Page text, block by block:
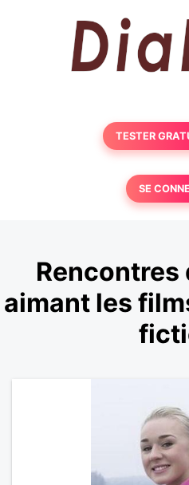
TESTER
SE
Rencontres
aimant les